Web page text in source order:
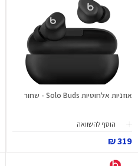
אוזניות אלחוטיות Solo Buds - שחור
הוסף להשוואה
319 ₪